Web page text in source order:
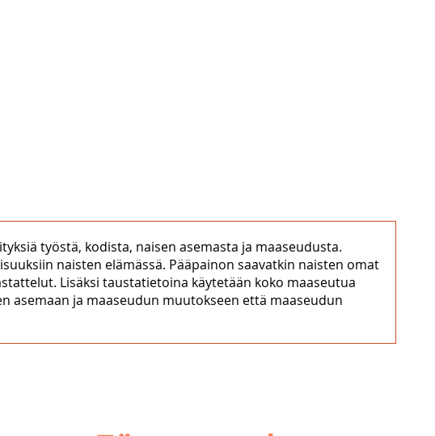
työstä, kodista, naisen asemasta ja maaseudusta.
naisten elämässä. Pääpainon saavatkin naisten omat
Lisäksi taustatietoina käytetään koko maaseutua
asemaan ja maaseudun muutokseen että maaseudun